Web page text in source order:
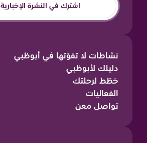
اشترك في النشرة الإخبارية
نشاطات لا تفوّتها في أبوظبي
دليلك لأبوظبي
خطّط لرحلتك
الفعاليات
تواصل معن